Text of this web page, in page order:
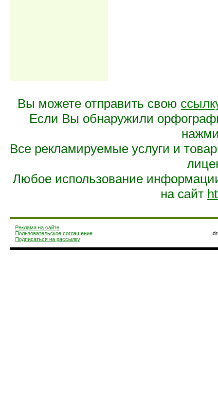
Вы можете отправить свою
Если Вы обнаружили
Все рекламируемые услуги и
Любое использование
на сайт
Реклама на сайте
Пользовательское соглашение
Подписаться на рассылку